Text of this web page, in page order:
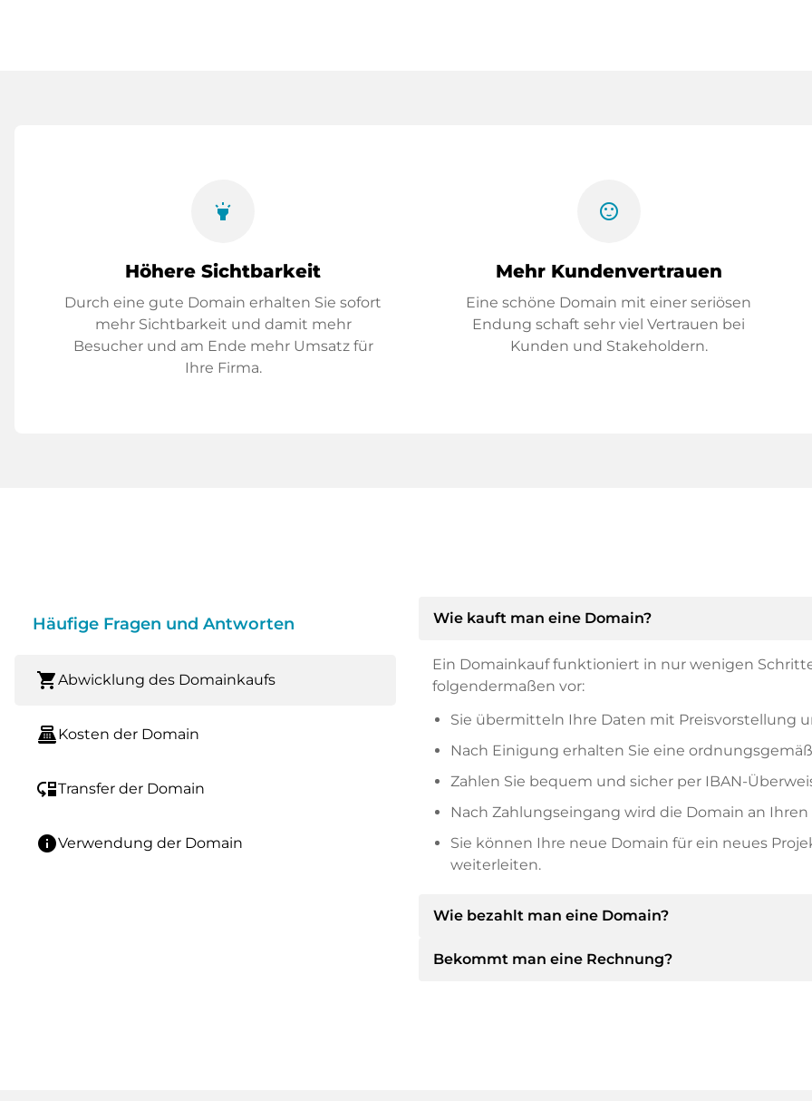
highlight
Höhere Sichtbarkeit
Durch eine gute Domain erhalten Sie sofort
mehr Sichtbarkeit und damit mehr
Besucher und am Ende mehr Umsatz für
Ihre Firma.
sentiment_satisfied
Mehr Kundenvertrauen
Eine schöne Domain mit einer seriösen
Endung schaft sehr viel Vertrauen bei
Kunden und Stakeholdern.
Häufige Fragen und Antworten
shopping_cartAbwicklung des Domainkaufs
point_of_saleKosten der Domain
move_downTransfer der Domain
infoVerwendung der Domain
Wie kauft man eine Domain?
Ein Domainkauf funktioniert in nur wenigen
folgendermaßen vor:
Sie übermitteln Ihre Daten mit Preisvorstellung
Nach Einigung erhalten Sie eine
Zahlen Sie bequem und sicher per IBAN-
Nach Zahlungseingang wird die Domain an
Sie können Ihre neue Domain für ein neues
weiterleiten.
Wie bezahlt man eine Domain?
Nach einer Einigung wird der Inhaber Ihnen die
Bekommt man eine Rechnung?